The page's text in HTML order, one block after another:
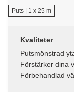
Puts | 1 x 25 m
Kvaliteter
Putsmönstrad
Förstärker dina
Förbehandlad